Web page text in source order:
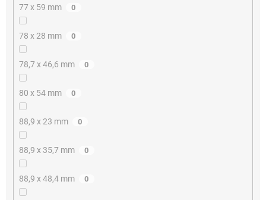
77 x 59 mm 0
78 x 28 mm 0
78,7 x 46,6 mm 0
80 x 54 mm 0
88,9 x 23 mm 0
88,9 x 35,7 mm 0
88,9 x 48,4 mm 0